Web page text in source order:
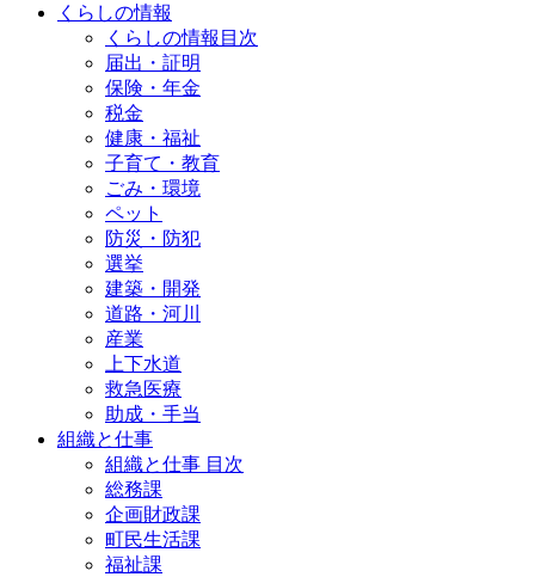
くらしの情報
くらしの情報目次
届出・証明
保険・年金
税金
健康・福祉
子育て・教育
ごみ・環境
ペット
防災・防犯
選挙
建築・開発
道路・河川
産業
上下水道
救急医療
助成・手当
組織と仕事
組織と仕事 目次
総務課
企画財政課
町民生活課
福祉課